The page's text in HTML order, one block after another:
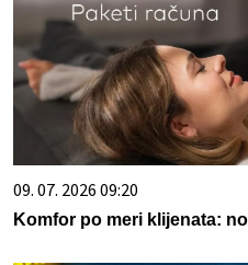
09. 07. 2026 09:20
Komfor po meri klijenata: